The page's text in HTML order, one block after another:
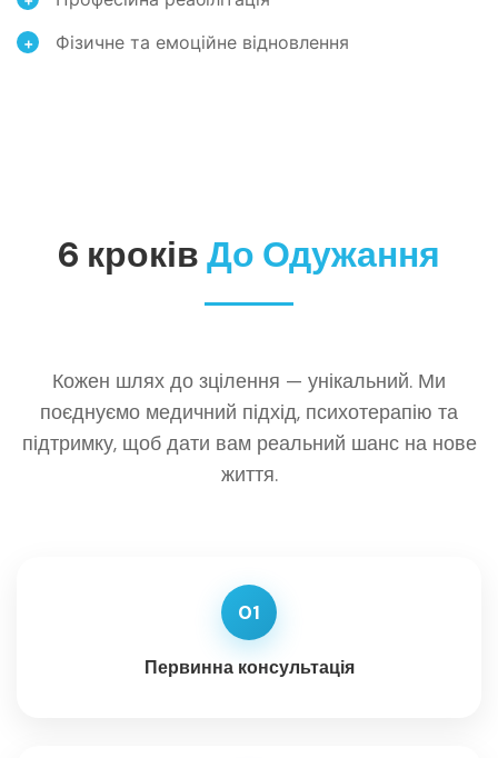
+ Фізичне та емоційне відновлення
6 кроківДо Одужання
Кожен шлях до зцілення — унікальний. Ми
поєднуємо медичний підхід, психотерапію та
підтримку, щоб дати вам реальний шанс на нове
життя.
01
Первинна консультація